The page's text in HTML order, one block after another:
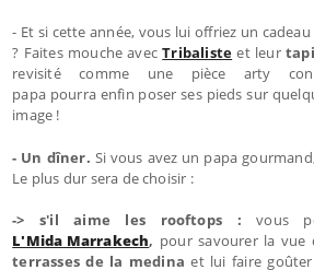
- Et si cette année, vous lui offriez un
? Faites mouche avecTribaliste et leur
revisité comme une pièce arty
papa pourra enfin poser ses pieds sur
image !
- Un dîner. Si vous avez un papa
Le plus dur sera de choisir :
-> s'il aime les rooftops :vous
L'Mida Marrakech, pour savourer la vue
terrasses de la medina et lui faire